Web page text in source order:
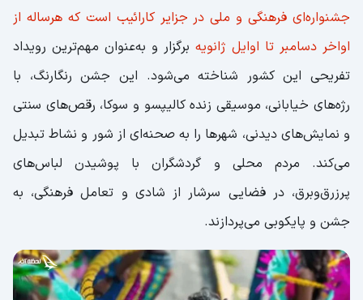
جشنواره‌ای فرهنگی و ملی در جزایر کارائیب است که هرساله از
اواخر دسامبر تا اوایل ژانویه برگزار و به‌عنوان مهم‌ترین رویداد
تفریحی این کشور شناخته می‌شود. این جشن رنگارنگ، با
رژه‌های خیابانی، موسیقی زنده کالیپسو و سوکا، رقص‌های سنتی
و نمایش‌های دیدنی، شهرها را به صحنه‌ای از شور و نشاط تبدیل
می‌کند. مردم محلی و گردشگران با پوشیدن لباس‌های
پرزرق‌وبرق، در فضایی سرشار از شادی و تعامل فرهنگی، به
جشن و پایکوبی می‌پردازند.